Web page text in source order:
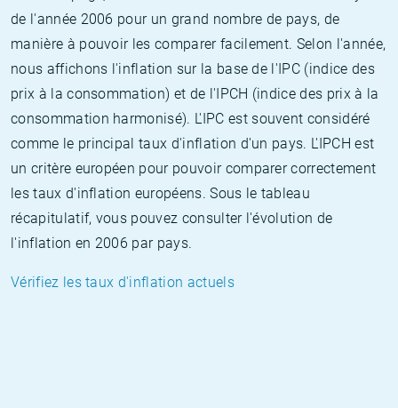
de l'année 2006 pour un grand nombre de pays, de
manière à pouvoir les comparer facilement. Selon l'année,
nous affichons l'inflation sur la base de l'IPC (indice des
prix à la consommation) et de l'IPCH (indice des prix à la
consommation harmonisé). L'IPC est souvent considéré
comme le principal taux d'inflation d'un pays. L'IPCH est
un critère européen pour pouvoir comparer correctement
les taux d'inflation européens. Sous le tableau
récapitulatif, vous pouvez consulter l'évolution de
l'inflation en 2006 par pays.
Vérifiez les taux d'inflation actuels